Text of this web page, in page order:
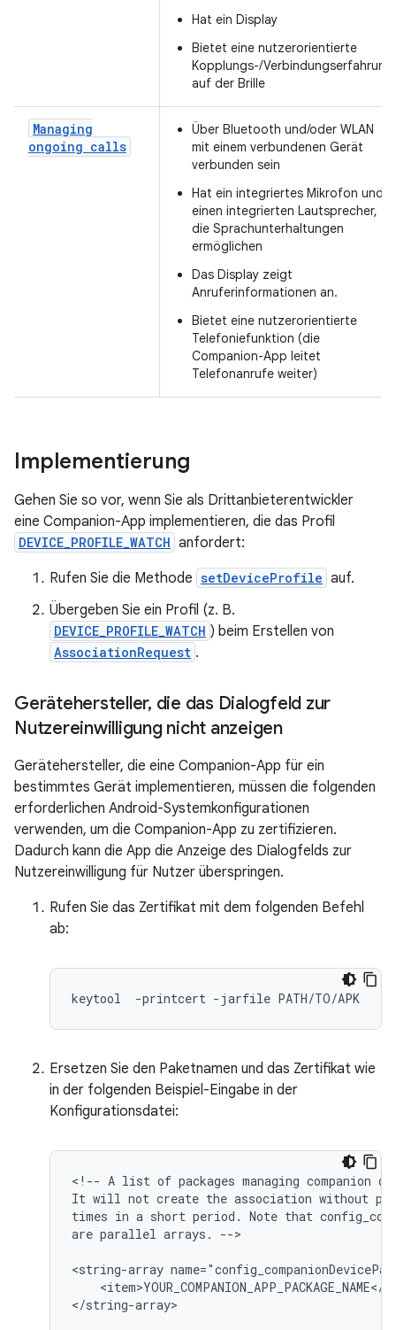
Hat ein Display
Bietet eine nutzerorientierte
Kopplungs-/Verbindungserfahrung
auf der Brille
Managing
ongoing calls
Über Bluetooth und/oder WLAN
mit einem verbundenen Gerät
verbunden sein
Hat ein integriertes Mikrofon und
einen integrierten Lautsprecher,
die Sprachunterhaltungen
ermöglichen
Das Display zeigt
Anruferinformationen an.
Bietet eine nutzerorientierte
Telefoniefunktion (die
Companion-App leitet
Telefonanrufe weiter)
Implementierung
Gehen Sie so vor, wenn Sie als Drittanbieterentwickler
eine Companion-App implementieren, die das Profil
DEVICE_PROFILE_WATCH anfordert:
Rufen Sie die Methode setDeviceProfile auf.
Übergeben Sie ein Profil (z. B.
DEVICE_PROFILE_WATCH ) beim Erstellen von
AssociationRequest .
Gerätehersteller, die das Dialogfeld zur
Nutzereinwilligung nicht anzeigen
Gerätehersteller, die eine Companion-App für ein
bestimmtes Gerät implementieren, müssen die folgenden
erforderlichen Android-Systemkonfigurationen
verwenden, um die Companion-App zu zertifizieren.
Dadurch kann die App die Anzeige des Dialogfelds zur
Nutzereinwilligung für Nutzer überspringen.
Rufen Sie das Zertifikat mit dem folgenden Befehl
ab:
keytool -printcert - jarfile PATH/TO/APK
Ersetzen Sie den Paketnamen und das Zertifikat wie
in der folgenden Beispiel-Eingabe in der
Konfigurationsdatei:
<!-- A list of packages managing companion
It will not create the association without
times in a short period. Note that
are parallel arrays. -->
<string-array
<item>YOUR_COMPANION_APP_PACKAGE_NAME</
</string-array>